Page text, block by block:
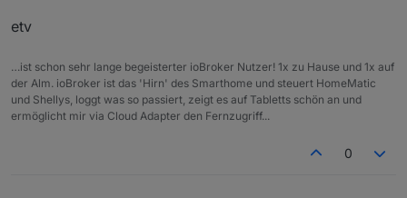
etv
…ist schon sehr lange begeisterter ioBroker Nutzer! 1x zu Hause und 1x auf
der Alm. ioBroker ist das 'Hirn' des Smarthome und steuert HomeMatic
und Shellys, loggt was so passiert, zeigt es auf Tabletts schön an und
ermöglicht mir via Cloud Adapter den Fernzugriff...
0